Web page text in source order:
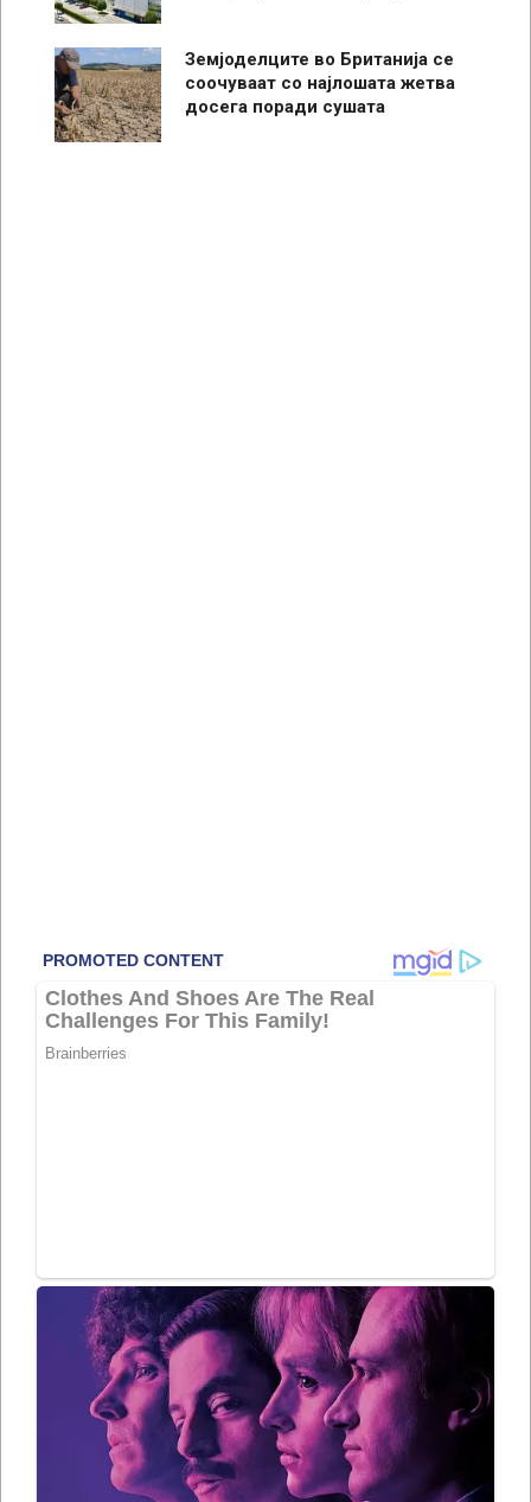
Земјоделците во Британија се
соочуваат со најлошата жетва
досега поради сушата